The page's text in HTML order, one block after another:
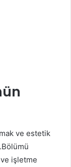
ve estetik
işletme